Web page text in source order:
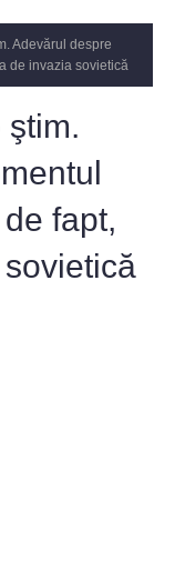
Adevărul despre
de invazia sovietică
ştim.
fapt,